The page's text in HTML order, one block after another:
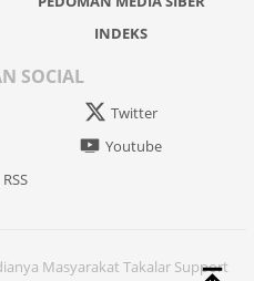
INDEKS
SOCIAL
Twitter
Youtube
RSS
Masyarakat Takalar Support